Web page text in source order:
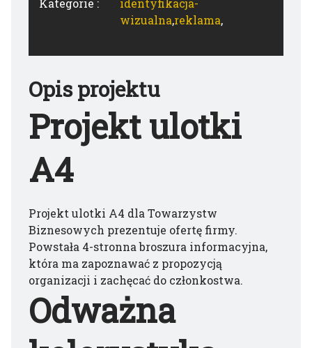
Kategorie :
identyfikacja-
wizualna,reklama,
Opis projektu
Projekt ulotki
A4
Projekt ulotki A4 dla Towarzystw
Biznesowych prezentuje ofertę firmy.
Powstała 4-stronna broszura informacyjna,
która ma zapoznawać z propozycją
organizacji i zachęcać do członkostwa.
Odważna